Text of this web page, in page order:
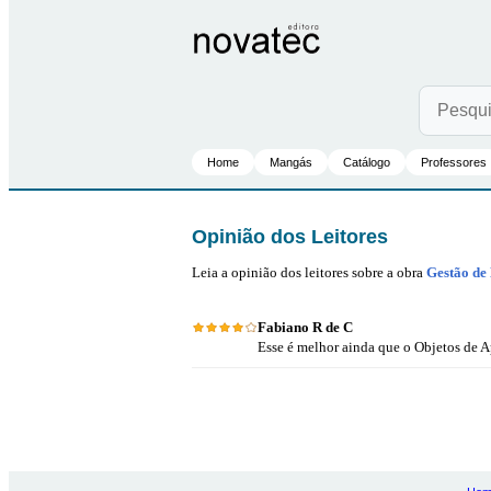
Home Mangás Catálogo Professores
Opinião dos Leitores
Leia a opinião dos leitores sobre a obra Gestão
Fabiano R de C
Esse é melhor ainda que o Objetos de